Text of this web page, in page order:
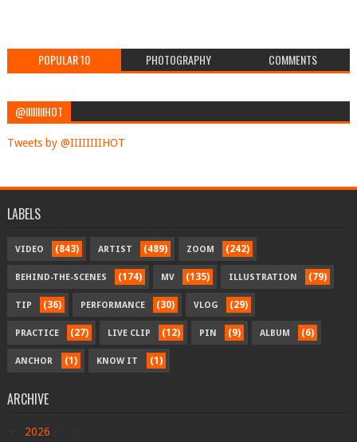
POPULAR 10 PHOTOGRAPHY COMMENTS
@IIIIIIIIHOT
Tweets by @IIIIIIIIHOT
LABELS
VIDEO (843) ARTIST (489) ZOOM (242)
BEHIND-THE-SCENES (174) MV (135) ILLUSTRATION (79)
TIP (36) PERFORMANCE (30) VLOG (29)
PRACTICE (27) LIVE CLIP (12) PIN (9) ALBUM (6)
ANCHOR (1) KNOW IT (1)
ARCHIVE
2026